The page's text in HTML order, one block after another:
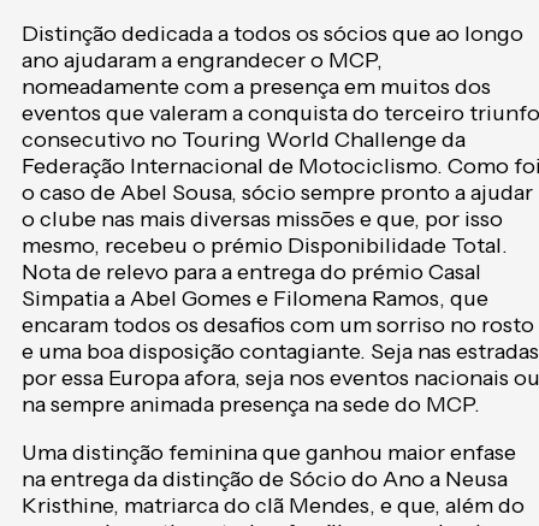
Distinção dedicada a todos os sócios que ao longo
ano ajudaram a engrandecer o MCP,
nomeadamente com a presença em muitos dos
eventos que valeram a conquista do terceiro triunfo
consecutivo no Touring World Challenge da
Federação Internacional de Motociclismo. Como
o caso de Abel Sousa, sócio sempre pronto a ajudar
o clube nas mais diversas missões e que, por isso
mesmo, recebeu o prémio Disponibilidade Total.
Nota de relevo para a entrega do prémio Casal
Simpatia a Abel Gomes e Filomena Ramos, que
encaram todos os desafios com um sorriso no rosto
e uma boa disposição contagiante. Seja nas estradas
por essa Europa afora, seja nos eventos nacionais ou
na sempre animada presença na sede do MCP.
Uma distinção feminina que ganhou maior enfase
na entrega da distinção de Sócio do Ano a Neusa
Kristhine, matriarca do clã Mendes, e que, além do